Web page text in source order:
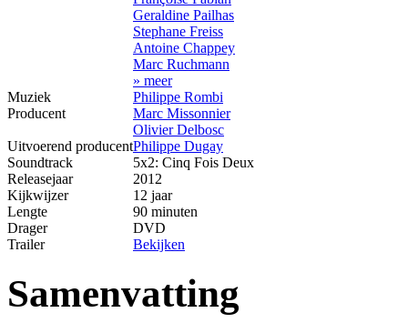
Geraldine Pailhas
Stephane Freiss
Antoine Chappey
Marc Ruchmann
» meer
Muziek
Philippe Rombi
Producent
Marc Missonnier
Olivier Delbosc
Uitvoerend producentPhilippe Dugay
Soundtrack
5x2: Cinq Fois Deux
Releasejaar
2012
Kijkwijzer
12 jaar
Lengte
90 minuten
Drager
DVD
Trailer
Bekijken
Samenvatting